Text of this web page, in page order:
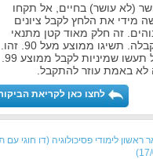
(לא עושר) בחיים, אל תקחו
מידי את הלחץ לקבל ציונים
זה חלק מאוד קטן מתנאי
הקבלה. תשיגו ממוצע מעל 90. זהו.
לא באמת עוזר להתקבל.
לחצו כאן לקריאת
ראשון לימודי פסיכולוגיה (דו חוגי